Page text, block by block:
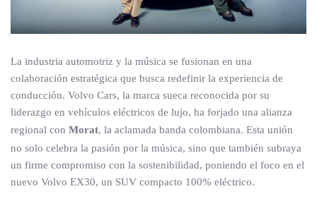
La industria automotriz y la música se fusionan en una
colaboración estratégica que busca redefinir la experiencia de
conducción. Volvo Cars, la marca sueca reconocida por su
liderazgo en vehículos eléctricos de lujo, ha forjado una alianza
regional con Morat, la aclamada banda colombiana. Esta unión
no solo celebra la pasión por la música, sino que también subraya
un firme compromiso con la sostenibilidad, poniendo el foco en el
nuevo Volvo EX30, un SUV compacto 100% eléctrico.